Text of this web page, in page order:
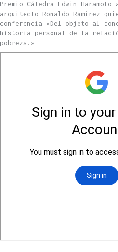
Premio Cátedra Edwin Haramoto
arquitecto Ronaldo Ramírez
conferencia «Del objeto al
historia personal de la
pobreza.»